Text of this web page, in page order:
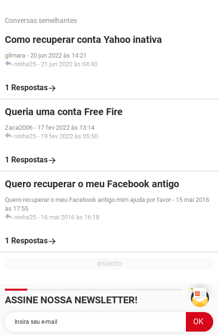
Conversas semelhantes
Como recuperar conta Yahoo inativa
gilmara - 20 jun 2022 às 14:21
ninha25 - 21 jun 2022 às 04:40
1 Respostas
Queria uma conta Free Fire
Zaca2006 - 17 fev 2022 às 13:14
ninha25 - 19 fev 2022 às 05:50
1 Respostas
Quero recuperar o meu Facebook antigo
Quero recuperar o meu Facebook antigo mim ajuda por favor - 15 mai 2016
às 17:55
ninha25 - 16 mai 2016 às 16:18
1 Respostas
ASSINE NOSSA NEWSLETTER!